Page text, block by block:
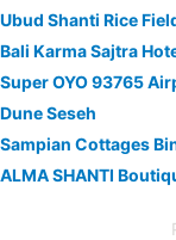
Ubud Shanti Rice
Bali Karma Sajtra
Super OYO 93765
Dune Seseh
Sampian Cottages
ALMA SHANTI